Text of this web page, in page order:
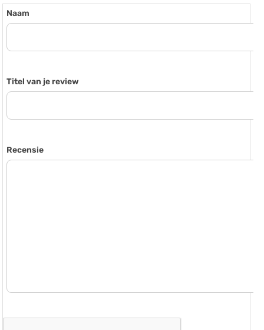
Naam
Titel van je review
Recensie